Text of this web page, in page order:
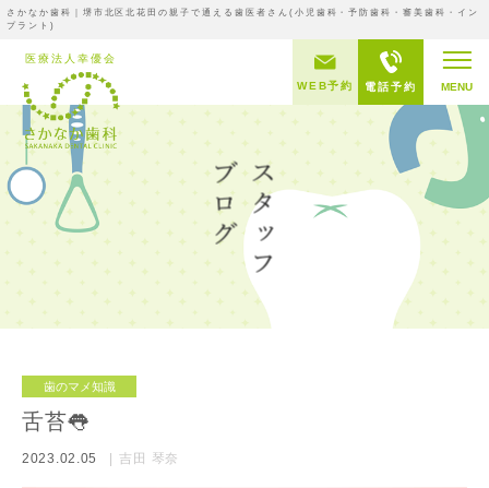
さかなか歯科｜堺市北区北花田の親子で通える歯医者さん(小児歯科・予防歯科・審美歯科・イン
プラント)
MENU
電話予約
WEB予約
歯のマメ知識
舌苔👅
2023.02.05 吉田 琴奈